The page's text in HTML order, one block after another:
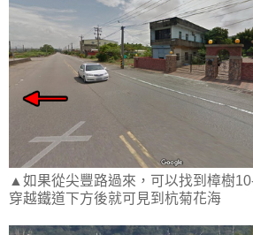
▲如果從尖豐路過來，可以找到樟樹
穿越鐵道下方後就可見到杭菊花海